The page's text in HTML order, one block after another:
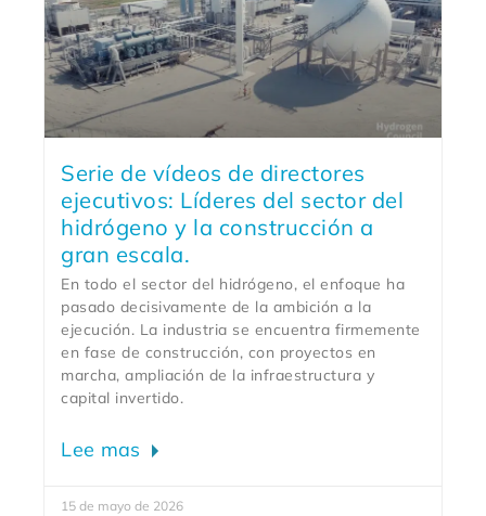
Serie de vídeos de directores
ejecutivos: Líderes del sector del
hidrógeno y la construcción a
gran escala.
En todo el sector del hidrógeno, el enfoque ha
pasado decisivamente de la ambición a la
ejecución. La industria se encuentra firmemente
en fase de construcción, con proyectos en
marcha, ampliación de la infraestructura y
capital invertido.
Lee mas
15 de mayo de 2026